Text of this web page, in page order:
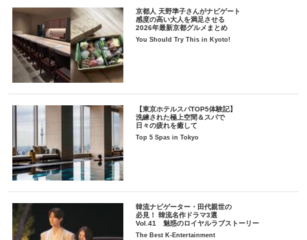
京都人 天野準子さんがナビゲート
感度の高い大人を満足させる
2026年最新京都グルメまとめ
You Should Try This in Kyoto!
【東京ホテルスパTOP5体験記】
洗練された極上空間＆スパで
日々の疲れを癒して
Top 5 Spas in Tokyo
韓流ナビゲーター・田代親世の
必見！ 韓流名作ドラマ3選
Vol.41 魅惑のロイヤルラブストーリー
The Best K-Entertainment